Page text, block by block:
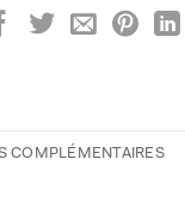
COMPLÉMENTAIRES